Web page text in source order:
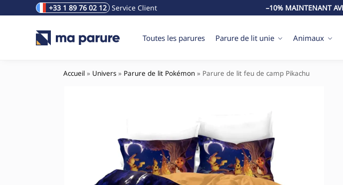
+33 1 89 76 02 12 Service Client –10% MAINTENANT
Toutes les parures Parure de lit unie Animaux
Rechercher un produit
Accueil » Univers » Parure de lit Pokémon » Parure de lit feu de camp Pikachu